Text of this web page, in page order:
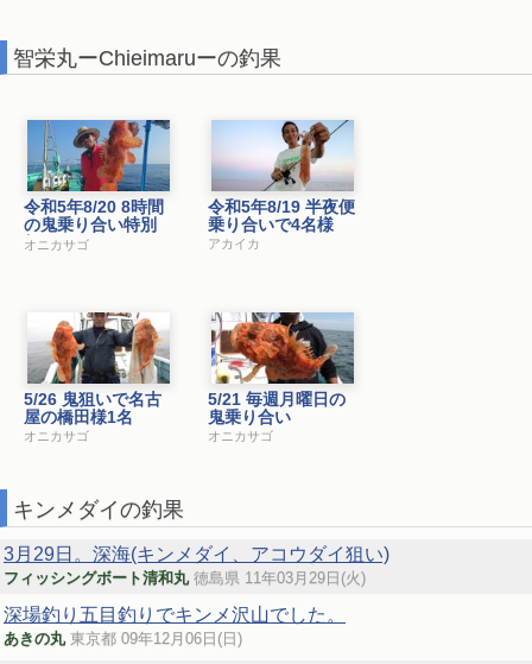
智栄丸ーChieimaruーの釣果
令和5年8/20 8時間
の鬼乗り合い特別
便
オニカサゴ
令和5年8/19 半夜便
乗り合いで4名様
アカイカ
5/26 鬼狙いで名古
屋の橋田様1名
オニカサゴ
5/21 毎週月曜日の
鬼乗り合い
オニカサゴ
キンメダイの釣果
3月29日。深海(キンメダイ、アコウダイ狙い)
フィッシングボート清和丸徳島県 11年03月29日(火)
深場釣り五目釣りでキンメ沢山でした。
あきの丸東京都 09年12月06日(日)